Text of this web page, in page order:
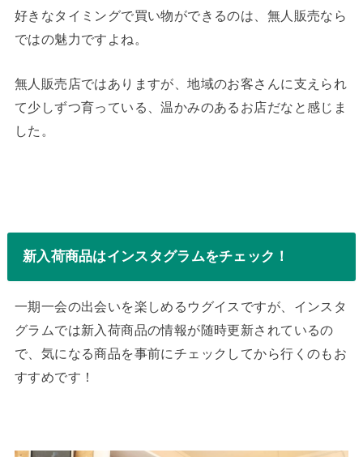
好きなタイミングで買い物ができるのは、無人販売なら
ではの魅力ですよね。
無人販売店ではありますが、地域のお客さんに支えられ
て少しずつ育っている、温かみのあるお店だなと感じま
した。
新入荷商品はインスタグラムをチェック！
一期一会の出会いを楽しめるウグイスですが、インスタ
グラムでは新入荷商品の情報が随時更新されているの
で、気になる商品を事前にチェックしてから行くのもお
すすめです！